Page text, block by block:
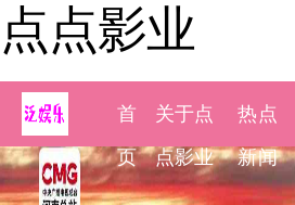
点点影业
首
页
关于点
点影业
热点
新闻